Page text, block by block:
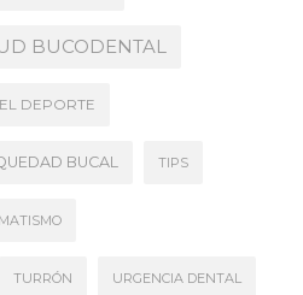
BUCODENTAL
DEPORTE
BUCAL TIPS
TURRÓN URGENCIA DENTAL